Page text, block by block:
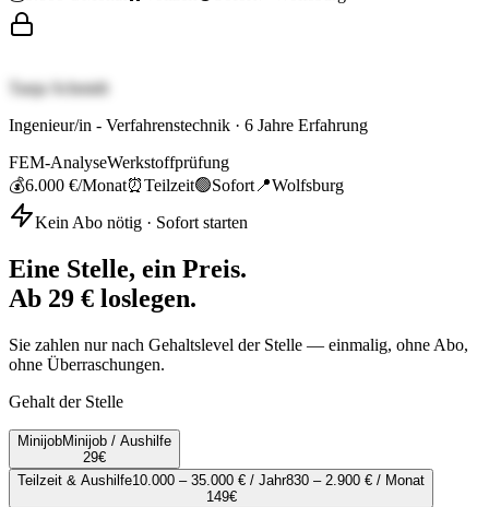
Tanja Schmidt
Ingenieur/in - Verfahrenstechnik · 6 Jahre Erfahrung
FEM-AnalyseWerkstoffprüfung
💰6.000 €/Monat⏰Teilzeit🟢Sofort 📍Wolfsburg
Kein Abo nötig · Sofort starten
Eine Stelle, ein Preis.
Ab 29 € loslegen.
Sie zahlen nur nach Gehaltslevel der Stelle — einmalig, ohne Abo,
ohne Überraschungen.
Gehalt der Stelle
MinijobMinijob / Aushilfe
29€
Teilzeit & Aushilfe10.000 – 35.000 € / Jahr830 – 2.900 € / Monat
149€